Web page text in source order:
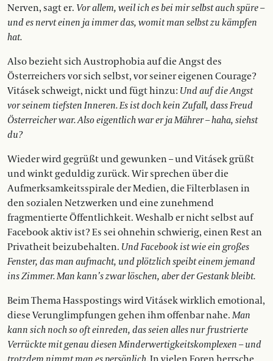
Nerven, sagt er. Vor allem, weil ich es bei mir selbst auch spüre –
und es nervt einen ja immer das, womit man selbst zu kämpfen
hat.
Also bezieht sich Austrophobia auf die Angst des
Österreichers vor sich selbst, vor seiner eigenen Courage?
Vitásek schweigt, nickt und fügt hinzu: Und auf die Angst
vor seinem tiefsten Inneren. Es ist doch kein Zufall, dass Freud
Österreicher war. Also eigentlich war er ja Mährer – haha, siehst
du?
Wieder wird gegrüßt und gewunken – und Vitásek grüßt
und winkt geduldig zurück. Wir sprechen über die
Aufmerksamkeitsspirale der Medien, die Filterblasen in
den sozialen Netzwerken und eine zunehmend
fragmentierte Öffentlichkeit. Weshalb er nicht selbst auf
Facebook aktiv ist? Es sei ohnehin schwierig, einen Rest an
Privatheit beizubehalten. Und Facebook ist wie ein großes
Fenster, das man aufmacht, und plötzlich speibt einem jemand
ins Zimmer. Man kann’s zwar löschen, aber der Gestank bleibt.
Beim Thema Hasspostings wird Vitásek wirklich emotional,
diese Verunglimpfungen gehen ihm offenbar nahe.Man
kann sich noch so oft einreden, das seien alles nur frustrierte
Verrückte mit genau diesen Minderwertigkeitskomplexen – und